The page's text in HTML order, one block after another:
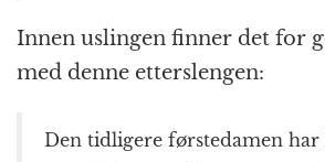
Innen uslingen finner det for
med denne etterslengen:
Den tidligere førstedamen har